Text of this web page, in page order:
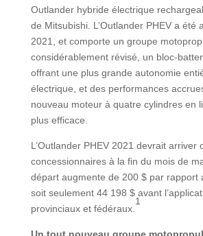
Outlander hybride électrique
de Mitsubishi. L’Outlander PHEV a été
2021, et comporte un groupe
considérablement révisé, un bloc-
offrant une plus grande autonomie
électrique, et des performances
nouveau moteur à quatre cylindres en
plus efficace.
L’Outlander PHEV 2021 devrait arriver
concessionnaires à la fin du mois de
départ augmente de 200 $ par rapport
soit seulement 44 198 $ avant
provinciaux et fédéraux.
1